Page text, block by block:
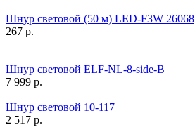
Шнур световой (50 м) LED-F3W 26068
267 р.
Шнур световой ELF-NL-8-side-B
7 999 р.
Шнур световой 10-117
2 517 р.